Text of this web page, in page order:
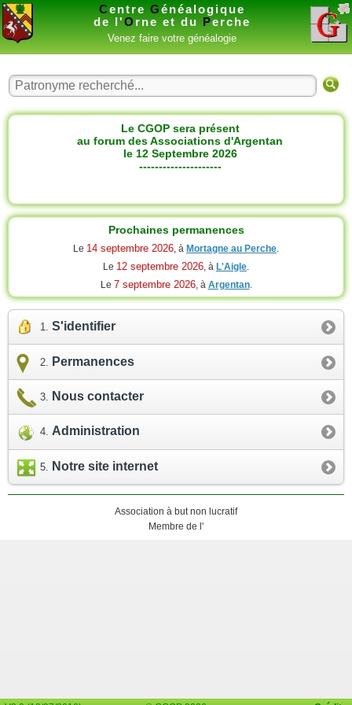
Centre Généalogique
de l'O rne et du Perche
Venez faire votre généalogie
Le CGOP sera présent
au forum des Associations d'Argentan
le 12 Septembre 2026
---------------------
Prochaines permanences
Le 14 septembre 2026, à Mortagne au Perche.
Le 12 septembre 2026, à L'Aigle.
Le 7 septembre 2026, à Argentan.
S'identifier
Permanences
Nous contacter
Administration
Notre site internet
Association à but non lucratif
Membre de l'